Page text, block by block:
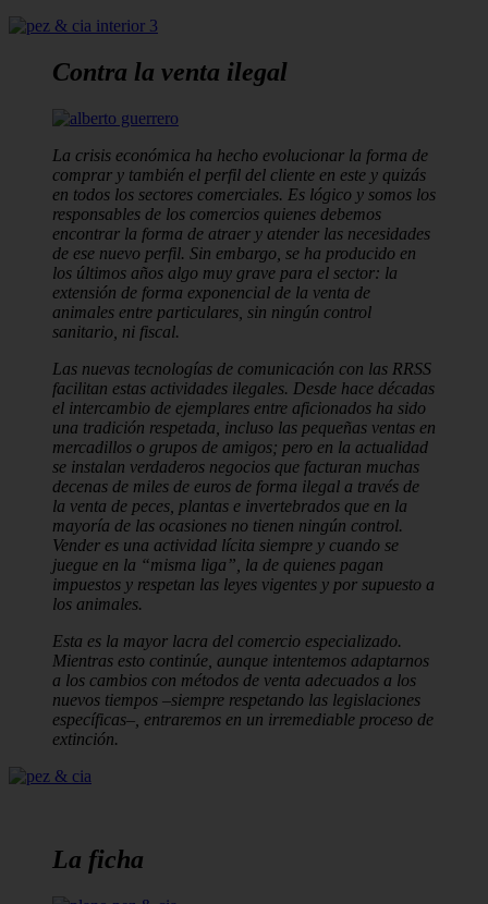
Contra la venta ilegal
La crisis económica ha hecho evolucionar la forma de
comprar y también el perfil del cliente en este y quizás
en todos los sectores comerciales. Es lógico y somos los
responsables de los comercios quienes debemos
encontrar la forma de atraer y atender las necesidades
de ese nuevo perfil. Sin embargo, se ha producido en
los últimos años algo muy grave para el sector: la
extensión de forma exponencial de la venta de
animales entre particulares, sin ningún control
sanitario, ni fiscal.
Las nuevas tecnologías de comunicación con las RRSS
facilitan estas activida­des ilegales. Desde hace décadas
el intercambio de ejemplares entre aficiona­dos ha sido
una tradición respetada, incluso las pequeñas ventas en
mercadillos o grupos de amigos; pero en la actualidad
se instalan verdaderos negocios que facturan muchas
decenas de miles de euros de forma ilegal a través de
la venta de peces, plantas e invertebrados que en la
mayoría de las ocasiones no tienen ningún control.
Vender es una actividad lícita siempre y cuando se
juegue en la “misma liga”, la de quienes pagan
impuestos y respetan las leyes vigentes y por supuesto a
los animales.
Esta es la mayor lacra del comercio especializado.
Mientras esto continúe, aun­que intentemos adaptarnos
a los cambios con métodos de venta adecuados a los
nuevos tiempos –siempre respetando las legislaciones
específicas–, entraremos en un irremediable proceso de
extinción.
La ficha